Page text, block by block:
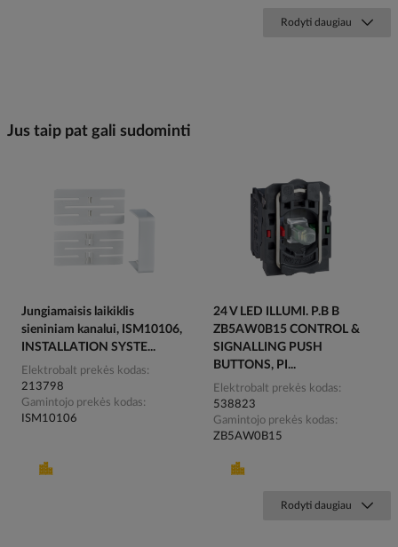
Rodyti daugiau
Jus taip pat gali sudominti
Jungiamaisis laikiklis
sieniniam kanalui, ISM10106,
INSTALLATION SYSTE...
Elektrobalt prekės kodas
213798
Gamintojo prekės kodas
ISM10106
24 V LED ILLUMI. P.B B
ZB5AW0B15 CONTROL &
SIGNALLING PUSH
BUTTONS, PI...
Elektrobalt prekės kodas
538823
Gamintojo prekės kodas
ZB5AW0B15
Rodyti daugiau